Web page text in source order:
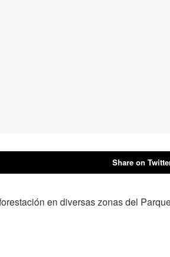
Share on
en diversas zonas del